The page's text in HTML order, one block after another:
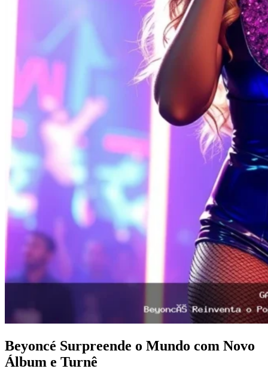
Beyoncé Surpreende o Mundo com Novo
Álbum e Turnê